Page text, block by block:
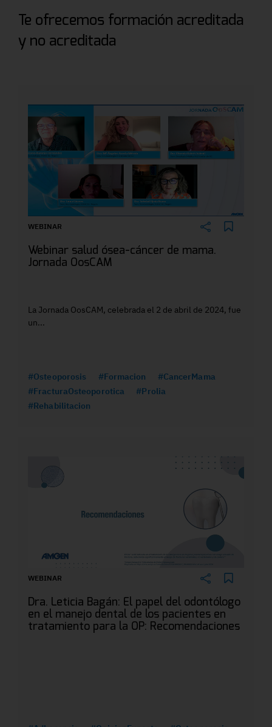
Te ofrecemos formación acreditada
y no acreditada
WEBINAR
Webinar salud ósea-cáncer de mama.
Jornada OosCAM
La Jornada OosCAM, celebrada el 2 de abril de 2024, fue
un...
#Osteoporosis #Formacion
#CancerMama
#FracturaOsteoporotica
#Prolia
#Rehabilitacion
WEBINAR
Dra. Leticia Bagán: El papel del odontólogo
en el manejo dental de los pacientes en
tratamiento para la OP: Recomendaciones